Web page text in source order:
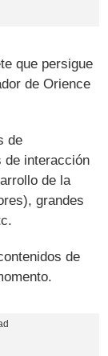
que persigue
de Orience
de
de interacción
de la
grandes
de